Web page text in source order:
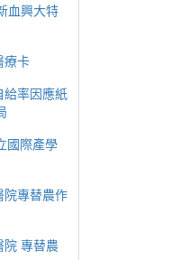
血興大特
療卡
率因應紙
國際產學
專替農作
院 專替農